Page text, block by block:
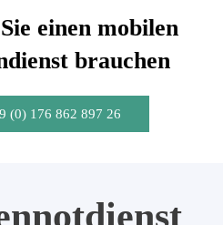
einen mobilen
brauchen
(0) 176 862 897 26